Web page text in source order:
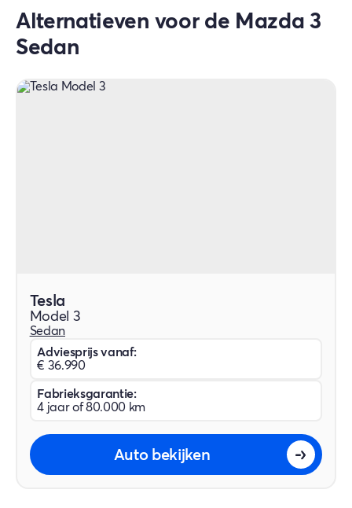
fabrieksgarantie op de Mazda 3.
Alternatieven voor de Mazda 3
Sedan
Tesla
Model 3
Sedan
Adviesprijs vanaf:
€ 36.990
Fabrieksgarantie:
4 jaar of 80.000 km
Auto bekijken